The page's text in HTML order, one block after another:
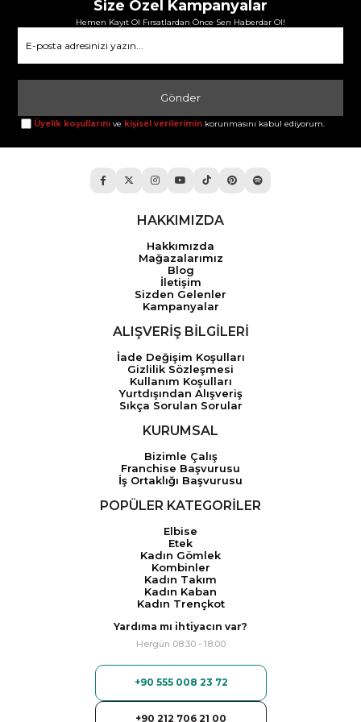
Size Özel Kampanyalar
Hemen Kayıt Ol Fırsatlardan Önce Sen Haberdar Ol!
Gönder
Üyelik koşullarını ve kişisel verilerimin korunmasını kabul ediyorum.
HAKKIMIZDA
Hakkımızda
Mağazalarımız
Blog
İletişim
Sizden Gelenler
Kampanyalar
ALIŞVERİŞ BİLGİLERİ
İade Değişim Koşulları
Gizlilik Sözleşmesi
Kullanım Koşulları
Yurtdışından Alışveriş
Sıkça Sorulan Sorular
KURUMSAL
Bizimle Çalış
Franchise Başvurusu
İş Ortaklığı Başvurusu
POPÜLER KATEGORİLER
Elbise
Etek
Kadın Gömlek
Kombinler
Kadın Takım
Kadın Kaban
Kadın Trençkot
Yardıma mı ihtiyacın var?
Hergün 08:30 - 18:00
+90 555 008 23 72
+90 212 706 21 00